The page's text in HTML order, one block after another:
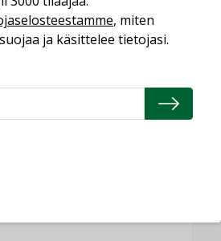
, miten
ja käsittelee tietojasi.